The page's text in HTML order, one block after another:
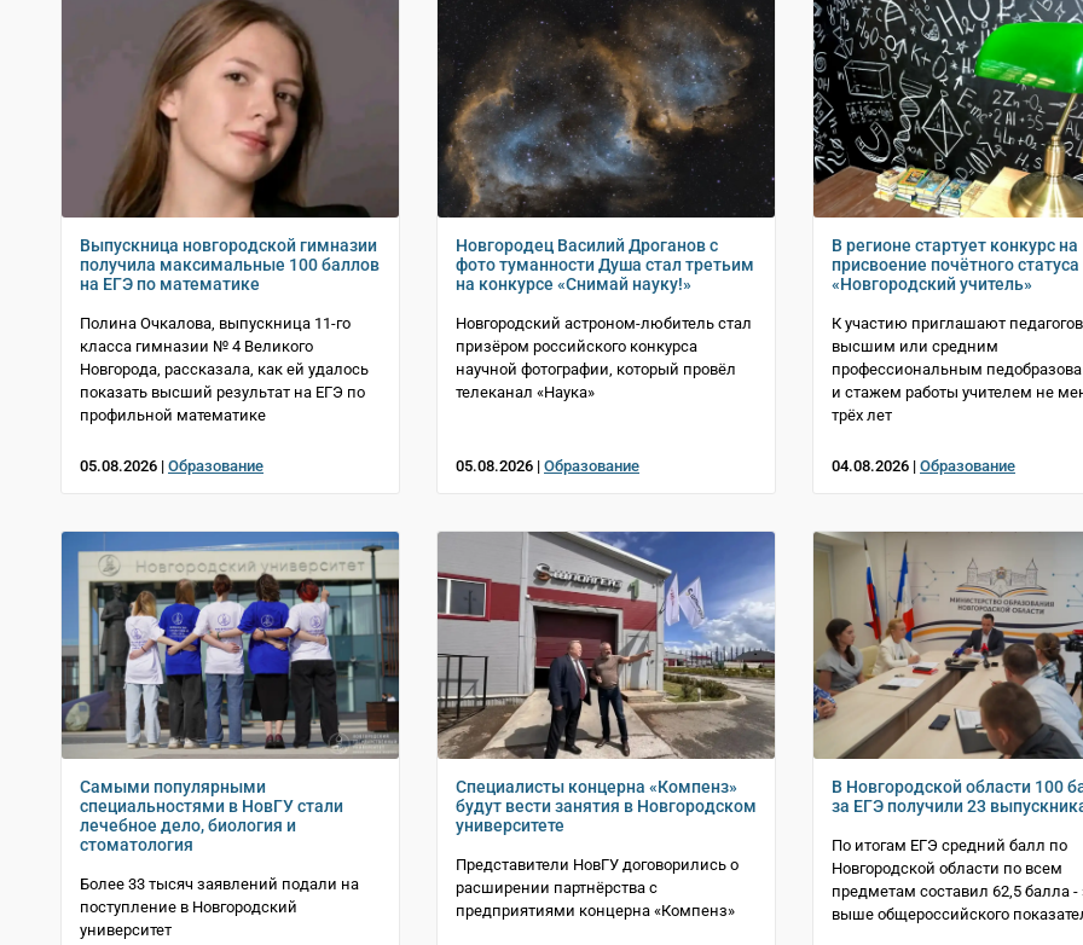
Выпускница новгородской гимназии
получила максимальные 100 баллов
на ЕГЭ по математике
Полина Очкалова, выпускница 11-го
класса гимназии № 4 Великого
Новгорода, рассказала, как ей удалось
показать высший результат на ЕГЭ по
профильной математике
05.08.2026 | Образование
Новгородец Василий Дроганов с
фото туманности Душа стал третьим
на конкурсе «Снимай науку!»
Новгородский астроном-любитель стал
призёром российского конкурса
научной фотографии, который провёл
телеканал «Наука»
05.08.2026 | Образование
В регионе стартует конкурс на
присвоение почётного статуса
«Новгородский учитель»
К участию приглашают
высшим или средним
профессиональным
и стажем работы учителем не
трёх лет
04.08.2026 | Образование
Самыми популярными
специальностями в НовГУ стали
лечебное дело, биология и
стоматология
Более 33 тысяч заявлений подали на
поступление в Новгородский
университет
Специалисты концерна «Компенз»
будут вести занятия в Новгородском
университете
Представители НовГУ договорились о
расширении партнёрства с
предприятиями концерна «Компенз»
В Новгородской области 100
за ЕГЭ получили 23
По итогам ЕГЭ средний балл по
Новгородской области по всем
предметам составил 62,5 балла -
выше общероссийского